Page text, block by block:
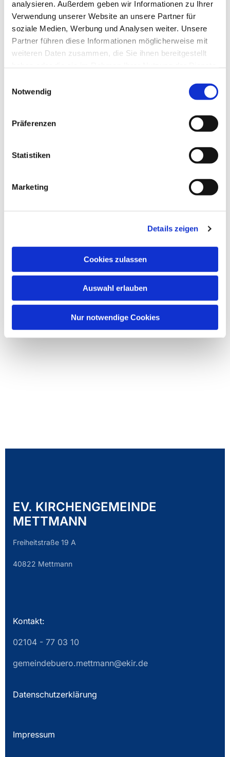
analysieren. Außerdem geben wir Informationen zu Ihrer
Verwendung unserer Website an unsere Partner für
soziale Medien, Werbung und Analysen weiter. Unsere
Partner führen diese Informationen möglicherweise mit
weiteren Daten zusammen, die Sie ihnen bereitgestellt
Notwendig
Präferenzen
Statistiken
Marketing
Details zeigen
Cookies zulassen
Auswahl erlauben
Nur notwendige Cookies
Dies könnte Sie auch
EV. KIRCHENGEMEINDE
METTMANN
Freiheitstraße 19 A
40822 Mettmann
Kontakt:
02104 - 77 03 10
gemeindebuero.mettmann@ekir.de
Datenschutzerklärung
Impressum